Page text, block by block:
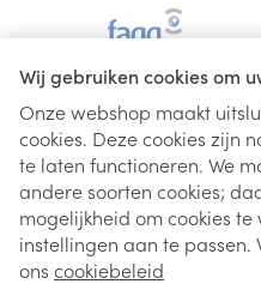
Wij gebruiken cookies om
Onze webshop maakt
cookies. Deze cookies zijn
te laten functioneren. We
andere soorten cookies;
mogelijkheid om cookies
instellingen aan te
ons cookiebeleid
Juridische links